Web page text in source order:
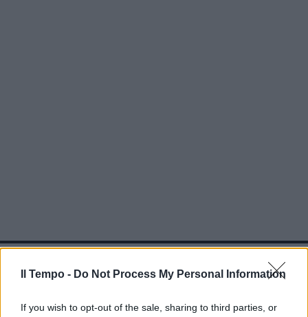
Il Tempo - Do Not Process My Personal Information
If you wish to opt-out of the sale, sharing to third parties, or
In evidenza